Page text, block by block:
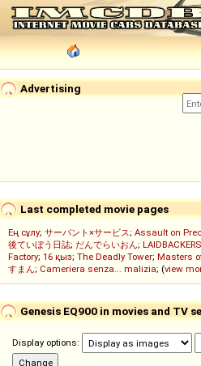
Advertising
Last completed movie pages
Ең сұлу; サーバント×サービス; Assault on
後ていぼう日誌; だんでらいおん;
Factory; 16 қыз; The Deadly Tower; Masters
すまん; Cameriera senza... malizia; (view
Genesis EQ900 in movies and TV
Display options: